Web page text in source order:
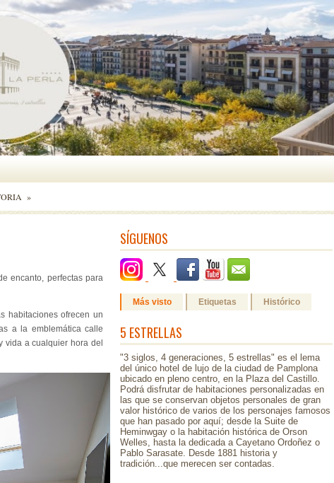
»
encanto, perfectas para
habitaciones ofrecen un
a la emblemática calle
vida a cualquier hora del
SÍGUENOS
Más visto Etiquetas Histórico
5 ESTRELLAS
"3 siglos, 4 generaciones, 5 estrellas" es el lema
del único hotel de lujo de la ciudad de Pamplona
ubicado en pleno centro, en la Plaza del Castillo.
Podrá disfrutar de habitaciones personalizadas en
las que se conservan objetos personales de gran
valor histórico de varios de los personajes famosos
que han pasado por aquí; desde la Suite de
Heminwgay o la habitación histórica de Orson
Welles, hasta la dedicada a Cayetano Ordoñez o
Pablo Sarasate. Desde 1881 historia y
tradición...que merecen ser contadas.